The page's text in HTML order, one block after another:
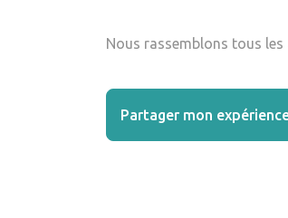
Nous rassemblons tous
Partager mon